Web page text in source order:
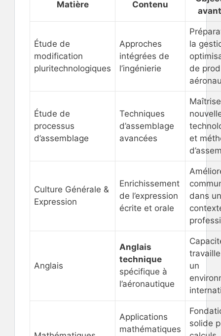
Matière Contenu
Étude de
modification
pluritechnologiques
Approches
intégrées de
l’ingénierie
la
de
Étude de
processus
d’assemblage
Techniques
d’assemblage
avancées
et
Culture Générale &
Expression
Enrichissement
de l’expression
écrite et orale
dans un
Anglais
Anglais
technique
spécifique à
l’aéronautique
un
Applications
mathématiques
solide